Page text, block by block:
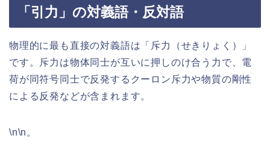
「引力」の対義語・反対語
物理的に最も直接の対義語は「斥力（せきりょく）」
です。斥力は物体同士が互いに押しのけ合う力で、電
荷が同符号同士で反発するクーロン斥力や物質の剛性
による反発などが含まれます。
\n\n。